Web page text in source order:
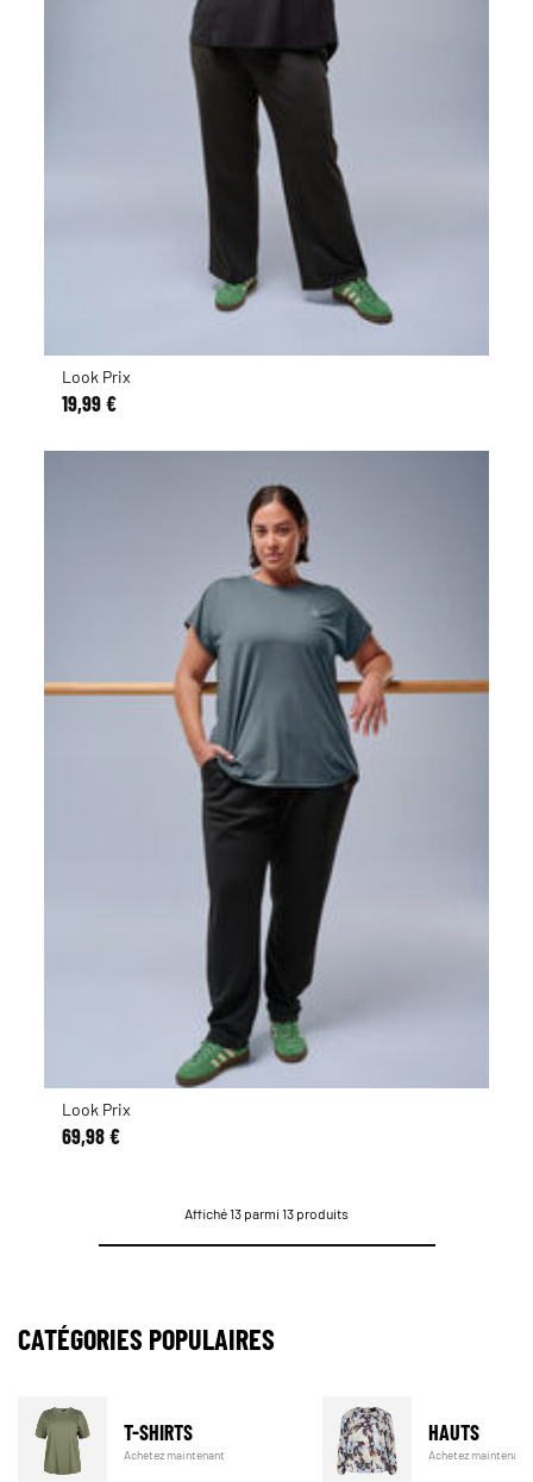
Look Prix
19,99 €
Look Prix
69,98 €
Affiché 13 parmi 13 produits
CATÉGORIES POPULAIRES
T-SHIRTS
Achetez maintenant
HAUTS
Achetez maintenant